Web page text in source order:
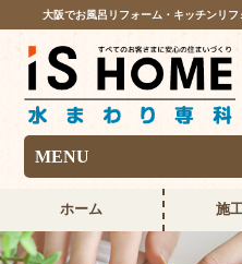
大阪でお風呂リフォーム・キッチンリ
MENU
ホーム 施